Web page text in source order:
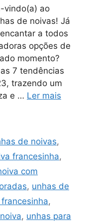
vindo(a) ao
de noivas! Já
a todos
opções de
momento?
7 tendências
trazendo um
e … Ler mais
de noivas,
francesinha,
com
, unhas de
,
, unhas para